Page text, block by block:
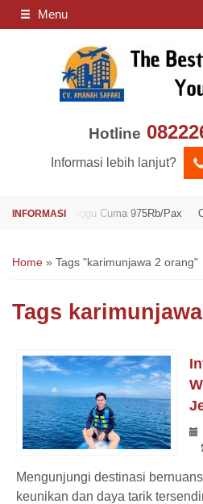
Menu
Hotline
Informasi lebih lanjut?
Minggu Cuma 975Rb/Pax Open
Home » Tags "karimunjawa 2 orang"
Tags
Mengunjungi destinasi
keunikan dan daya tarik